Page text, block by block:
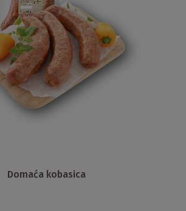
Domaća kobasica